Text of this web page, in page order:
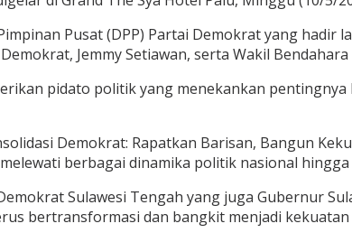
Pusat (DPP) Partai Demokrat yang hadir
Jemmy Setiawan, serta Wakil
pidato politik yang menekankan
Demokrat: Rapatkan Barisan, Bangun
berbagai dinamika politik nasional
Sulawesi Tengah yang juga Gubernur
bertransformasi dan bangkit menjadi